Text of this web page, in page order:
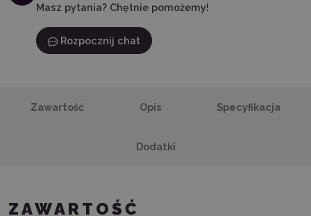
Masz pytania? Chętnie pomożemy!
Rozpocznij chat
Zawartość Opis Specyfikacja
Dodatki
ZAWARTOŚĆ